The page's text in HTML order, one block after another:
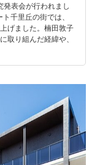
表会が行われまし
千里丘の街では、
げました。楠田敦子
取り組んだ経緯や、